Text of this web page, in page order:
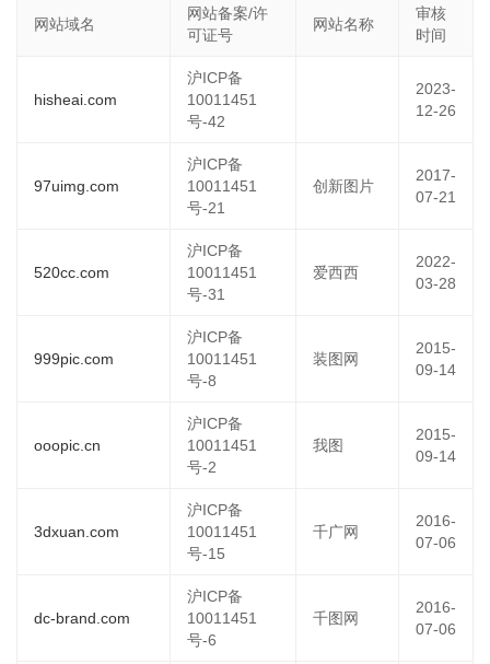
网站域名
网站备案/许
可证号
网站名称
审核
时间
hisheai.com
沪ICP备
10011451
号-42
2023-
12-26
97uimg.com
沪ICP备
10011451
号-21
创新图片
2017-
07-21
520cc.com
沪ICP备
10011451
号-31
爱西西
2022-
03-28
999pic.com
沪ICP备
10011451
号-8
装图网
2015-
09-14
ooopic.cn
沪ICP备
10011451
号-2
我图
2015-
09-14
3dxuan.com
沪ICP备
10011451
号-15
千广网
2016-
07-06
dc-brand.com
沪ICP备
10011451
号-6
千图网
2016-
07-06